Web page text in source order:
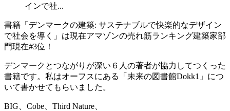
インで社...
書籍「デンマークの建築: サステナブルで快楽的なデザイン
で社会を導く」は現在アマゾンの売れ筋ランキング建築家部
門現在#3位！
デンマークとつながりが深い６人の著者が協力してつくった
書籍です。私はオーフスにある「未来の図書館Dokk1」につ
いて書かせてもらいました。
BIG、Cobe、Third Nature、